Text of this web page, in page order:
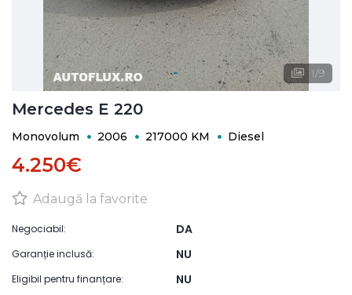
1/9
Mercedes E 220
Monovolum 2006 217000 KM Diesel
4.250€
Adaugă la favorite
Negociabil: DA
Garanție inclusă: NU
Eligibil pentru finanțare: NU